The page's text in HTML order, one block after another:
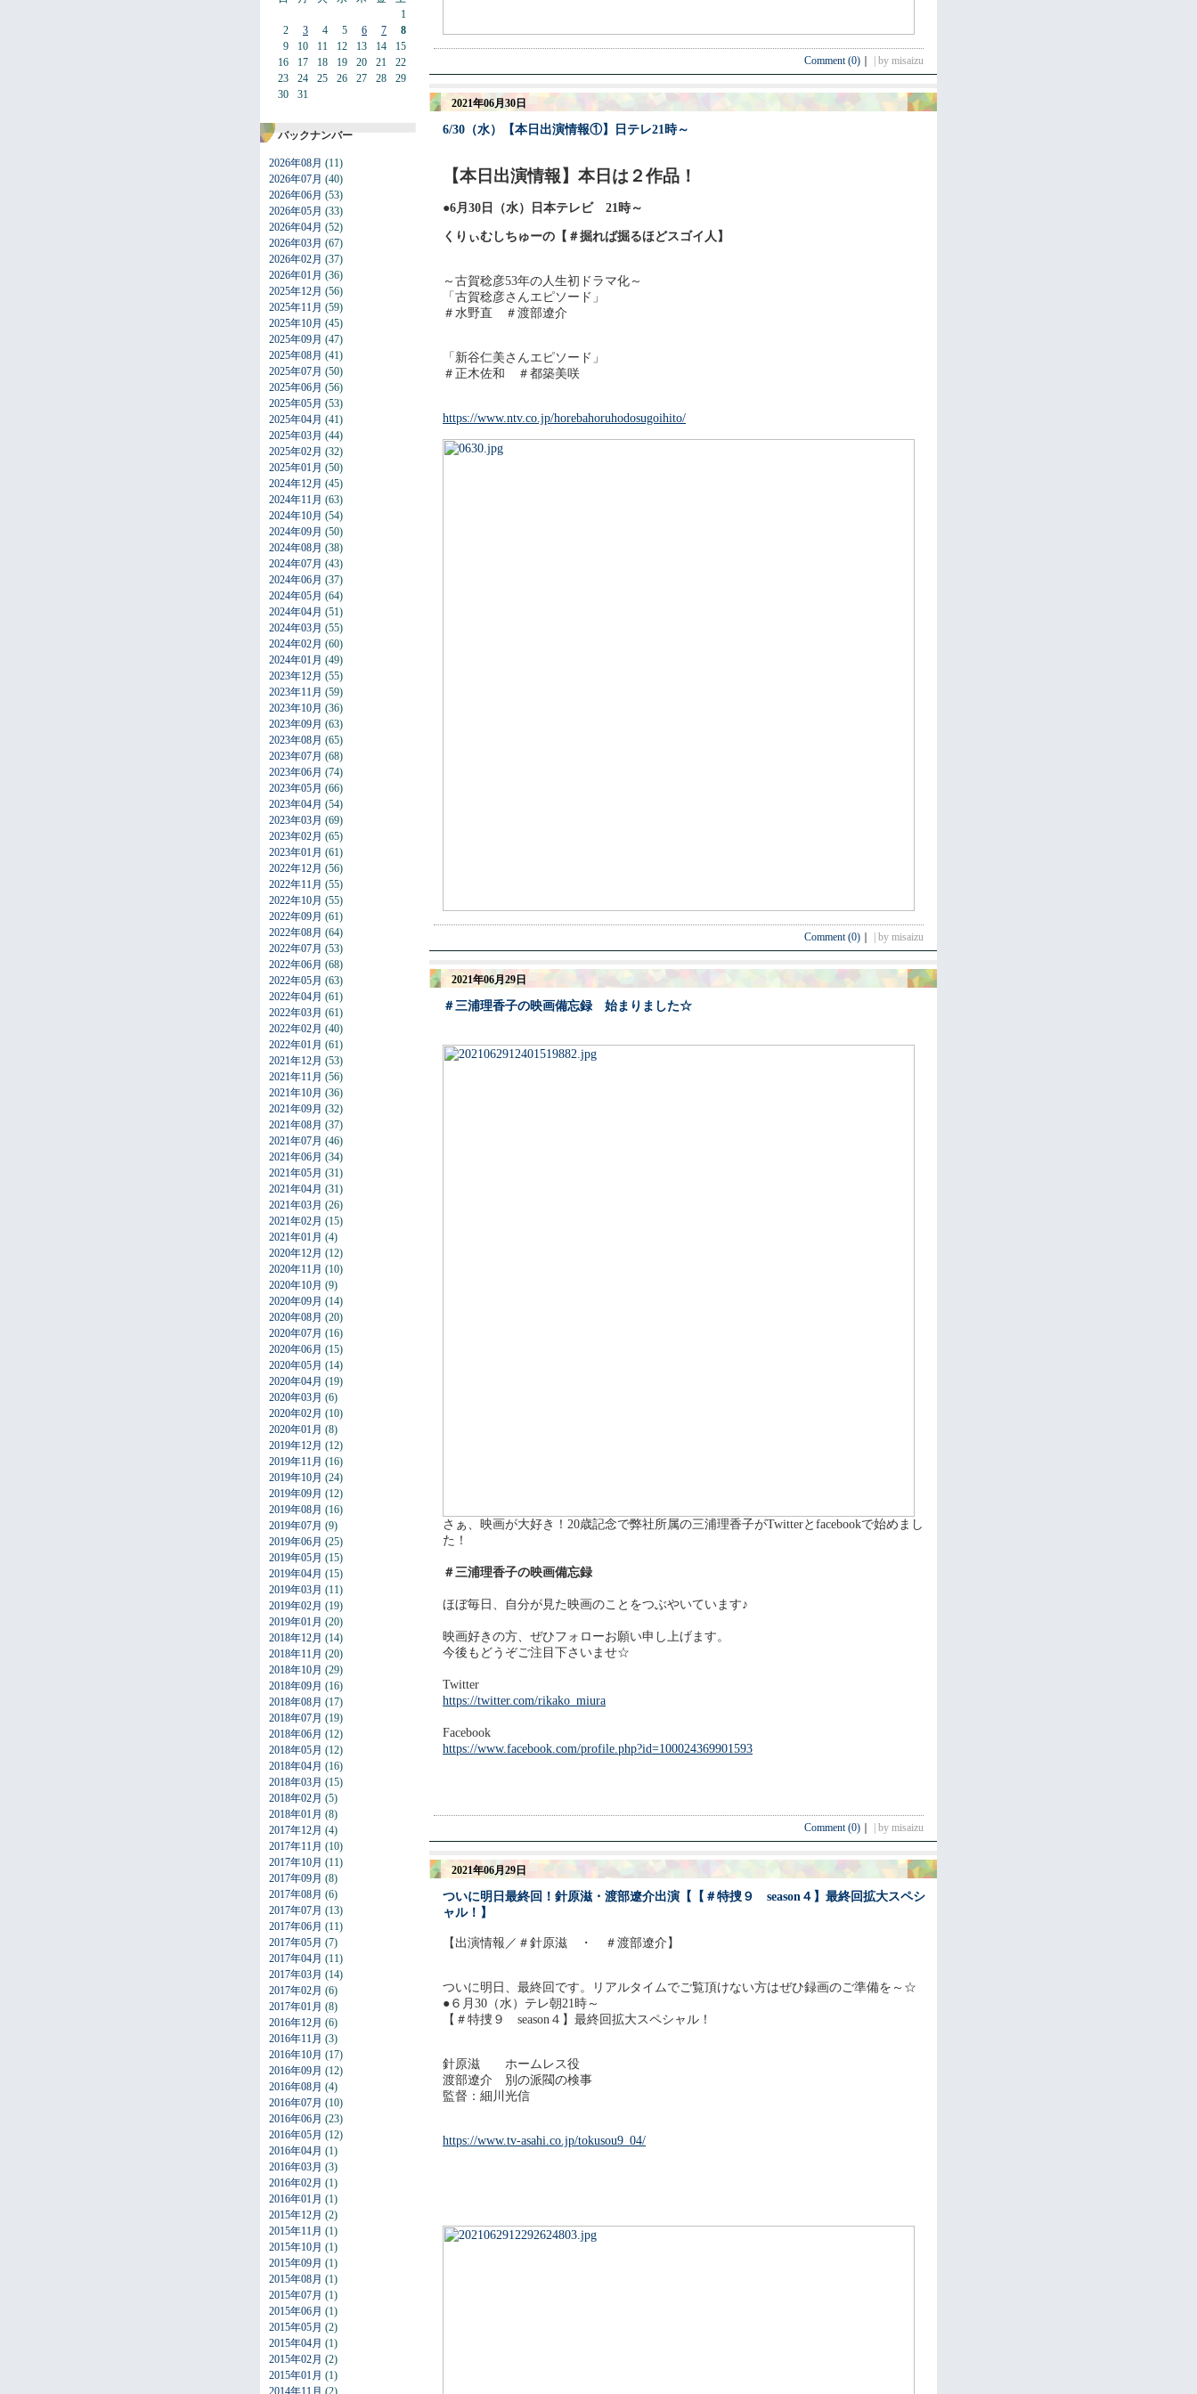
2
9
16
23
30
3
10
17
24
31
4
11
18
25
5
12
19
26
6
13
20
27
7
14
21
28
1
8
15
22
29
バックナンバー
2026年08月 (11)
2026年07月 (40)
2026年06月 (53)
2026年05月 (33)
2026年04月 (52)
2026年03月 (67)
2026年02月 (37)
2026年01月 (36)
2025年12月 (56)
2025年11月 (59)
2025年10月 (45)
2025年09月 (47)
2025年08月 (41)
2025年07月 (50)
2025年06月 (56)
2025年05月 (53)
2025年04月 (41)
2025年03月 (44)
2025年02月 (32)
2025年01月 (50)
2024年12月 (45)
2024年11月 (63)
2024年10月 (54)
2024年09月 (50)
2024年08月 (38)
2024年07月 (43)
2024年06月 (37)
2024年05月 (64)
2024年04月 (51)
2024年03月 (55)
2024年02月 (60)
2024年01月 (49)
2023年12月 (55)
2023年11月 (59)
2023年10月 (36)
2023年09月 (63)
2023年08月 (65)
2023年07月 (68)
2023年06月 (74)
2023年05月 (66)
2023年04月 (54)
2023年03月 (69)
2023年02月 (65)
2023年01月 (61)
2022年12月 (56)
2022年11月 (55)
2022年10月 (55)
2022年09月 (61)
2022年08月 (64)
2022年07月 (53)
2022年06月 (68)
2022年05月 (63)
2022年04月 (61)
2022年03月 (61)
2022年02月 (40)
2022年01月 (61)
2021年12月 (53)
2021年11月 (56)
2021年10月 (36)
2021年09月 (32)
2021年08月 (37)
2021年07月 (46)
2021年06月 (34)
2021年05月 (31)
2021年04月 (31)
2021年03月 (26)
2021年02月 (15)
2021年01月 (4)
2020年12月 (12)
2020年11月 (10)
2020年10月 (9)
2020年09月 (14)
2020年08月 (20)
2020年07月 (16)
2020年06月 (15)
2020年05月 (14)
2020年04月 (19)
2020年03月 (6)
2020年02月 (10)
2020年01月 (8)
2019年12月 (12)
2019年11月 (16)
2019年10月 (24)
2019年09月 (12)
2019年08月 (16)
2019年07月 (9)
2019年06月 (25)
2019年05月 (15)
2019年04月 (15)
2019年03月 (11)
2019年02月 (19)
2019年01月 (20)
2018年12月 (14)
2018年11月 (20)
2018年10月 (29)
2018年09月 (16)
2018年08月 (17)
2018年07月 (19)
2018年06月 (12)
2018年05月 (12)
2018年04月 (16)
2018年03月 (15)
2018年02月 (5)
2018年01月 (8)
2017年12月 (4)
2017年11月 (10)
2017年10月 (11)
2017年09月 (8)
2017年08月 (6)
2017年07月 (13)
2017年06月 (11)
2017年05月 (7)
2017年04月 (11)
2017年03月 (14)
2017年02月 (6)
2017年01月 (8)
2016年12月 (6)
2016年11月 (3)
2016年10月 (17)
2016年09月 (12)
2016年08月 (4)
2016年07月 (10)
2016年06月 (23)
2016年05月 (12)
2016年04月 (1)
2016年03月 (3)
2016年02月 (1)
2016年01月 (1)
2015年12月 (2)
2015年11月 (1)
2015年10月 (1)
2015年09月 (1)
2015年08月 (1)
2015年07月 (1)
2015年06月 (1)
2015年05月 (2)
2015年04月 (1)
2015年02月 (2)
2015年01月 (1)
2014年11月 (2)
Comment (0) | by misaizu
2021年06月30日
6/30（水）【本日出演情報①】日テレ21時～
【本日出演情報】本日は２作品！
●6月30日（水）日本テレビ 21時～
くりぃむしちゅーの【＃掘れば掘るほどスゴイ人】
～古賀稔彦53年の人生初ドラマ化～
「古賀稔彦さんエピソード」
＃水野直 ＃渡部遼介
「新谷仁美さんエピソード」
＃正木佐和 ＃都築美咲
https://www.ntv.co.jp/horebahoruhodosugoihito/
Comment (0) | by misaizu
2021年06月29日
＃三浦理香子の映画備忘録 始まりました☆
さぁ、映画が大好き！20歳記念で弊社所属の三浦理香子がTwitterとfacebookで始めまし
た！
＃三浦理香子の映画備忘録
ほぼ毎日、自分が見た映画のことをつぶやいています♪
映画好きの方、ぜひフォローお願い申し上げます。
今後もどうぞご注目下さいませ☆
Twitter
https://twitter.com/rikako_miura
Facebook
https://www.facebook.com/profile.php?id=100024369901593
Comment (0) | by misaizu
2021年06月29日
ついに明日最終回！針原滋・渡部遼介出演【【＃特捜９ season４】最終回拡大スペシ
ャル！】
【出演情報／＃針原滋 ・ ＃渡部遼介】
ついに明日、最終回です。リアルタイムでご覧頂けない方はぜひ録画のご準備を～☆
●６月30（水）テレ朝21時～
【＃特捜９ season４】最終回拡大スペシャル！
針原滋 ホームレス役
渡部遼介 別の派閥の検事
監督：細川光信
https://www.tv-asahi.co.jp/tokusou9_04/